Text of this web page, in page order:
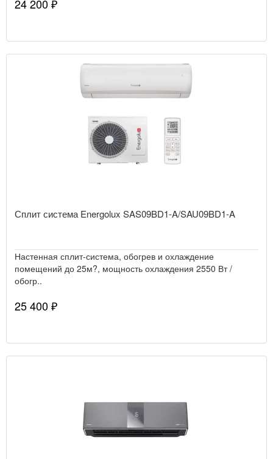
24 200 ₽
Сплит система Energolux SAS09BD1-A/SAU09BD1-A
Настенная сплит-система, обогрев и охлаждение
помещений до 25м?, мощность охлаждения 2550 Вт /
обогр..
25 400 ₽